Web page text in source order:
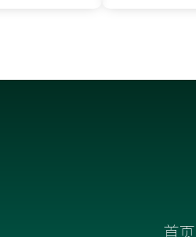
首页